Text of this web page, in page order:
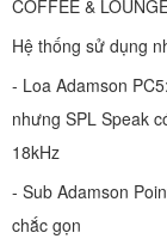
COFFEE &
Hệ thống sử dụng
- Loa Adamson
nhưng SPL Speak
18kHz
- Sub Adamson
chắc gọn